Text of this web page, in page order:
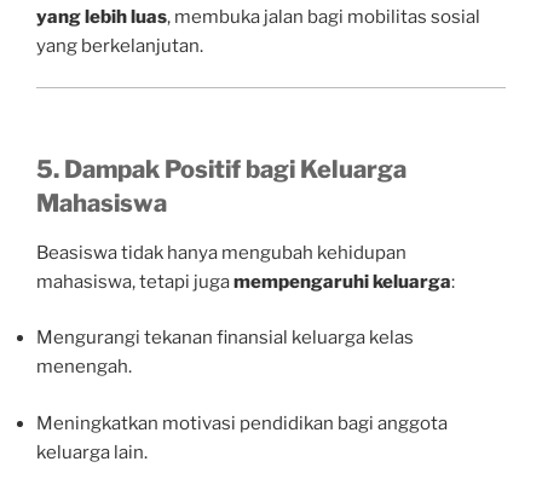
yang lebih luas, membuka jalan bagi mobilitas sosial
yang berkelanjutan.
5. Dampak Positif bagi Keluarga
Mahasiswa
Beasiswa tidak hanya mengubah kehidupan
mahasiswa, tetapi jugamempengaruhi keluarga:
Mengurangi tekanan finansial keluarga kelas
menengah.
Meningkatkan motivasi pendidikan bagi anggota
keluarga lain.